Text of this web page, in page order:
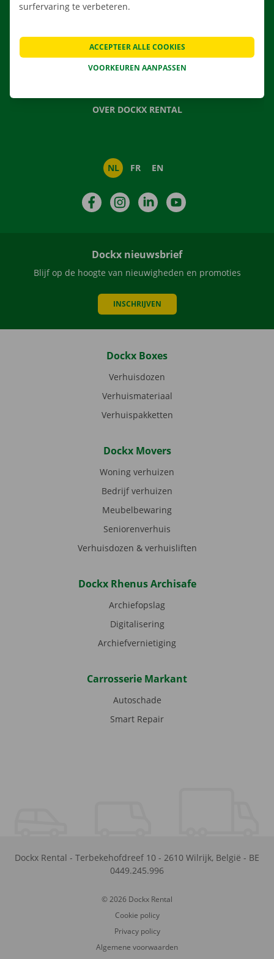
NIEUWS
CADEAUBON
OVER DOCKX RENTAL
NL FR EN
FacebookInstagramLinkedIn
Dockx nieuwsbrief
Blijf op de hoogte van nieuwigheden en promoties
INSCHRIJVEN
Dockx Boxes
Verhuisdozen
Verhuismateriaal
Verhuispakketten
Dockx Movers
Woning verhuizen
Bedrijf verhuizen
Meubelbewaring
Seniorenverhuis
Verhuisdozen & verhuisliften
Dockx Rhenus Archisafe
Archiefopslag
Digitalisering
Archiefvernietiging
Carrosserie Markant
Autoschade
Smart Repair
Dockx Rental - Terbekehofdreef 10 - 2610 Wilrijk, België - BE
0449.245.996
© 2026 Dockx Rental
Cookie policy
Privacy policy
Algemene voorwaarden
surfervaring te verbeteren.
VOORKEUREN AANPASSEN
ACCEPTEER ALLE COOKIES